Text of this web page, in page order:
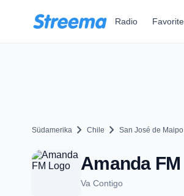
Radio
Südamerika chevron_right Chile chevron_right San José de Maipo
Amanda
Va Contigo